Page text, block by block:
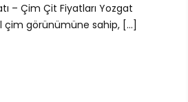
– Çim Çit Fiyatları Yozgat
çim görünümüne sahip, […]